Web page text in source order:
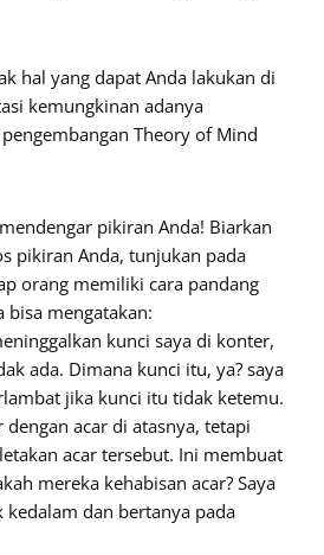
hal yang dapat Anda lakukan di
kemungkinan adanya
Theory of Mind
pikiran Anda! Biarkan
pikiran Anda, tunjukan pada
orang memiliki cara pandang
bisa mengatakan:
kunci saya di konter,
ada. Dimana kunci itu, ya? saya
jika kunci itu tidak ketemu.
dengan acar di atasnya, tetapi
acar tersebut. Ini membuat
mereka kehabisan acar? Saya
kedalam dan bertanya pada